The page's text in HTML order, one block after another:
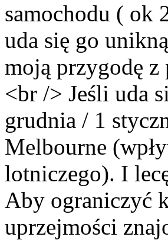
samochodu ( ok
uda się go
moją przygodę z
<br /> Jeśli uda
grudnia / 1
Melbourne
lotniczego). I
Aby ograniczyć
uprzejmości